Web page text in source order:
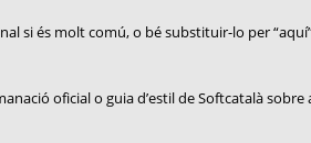
si és molt comú, o bé substituir-lo per
oficial o guia d’estil de Softcatalà